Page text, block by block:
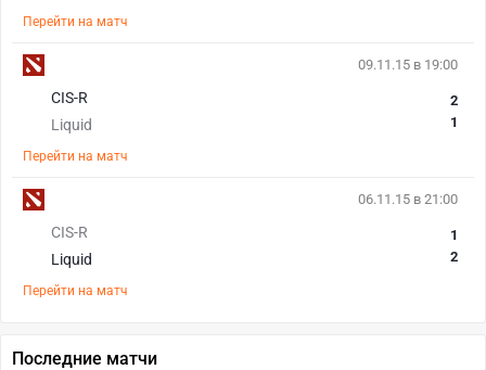
Перейти на матч
09.11.15 в 19:00
CIS-R
Liquid
2
1
Перейти на матч
06.11.15 в 21:00
CIS-R
Liquid
1
2
Перейти на матч
Последние матчи